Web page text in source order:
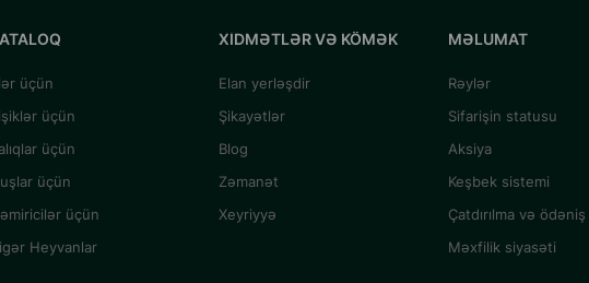
üçün
üçün
üçün
üçün
üçün
Heyvanlar
XIDMƏTLƏR VƏ KÖMƏK
Elan yerləşdir
Şikayətlər
Blog
Zəmanət
Xeyriyyə
MƏLUMAT
Rəylər
Sifarişin statusu
Aksiya
Keşbek sistemi
Çatdırılma və ödəniş
Məxfilik siyasəti